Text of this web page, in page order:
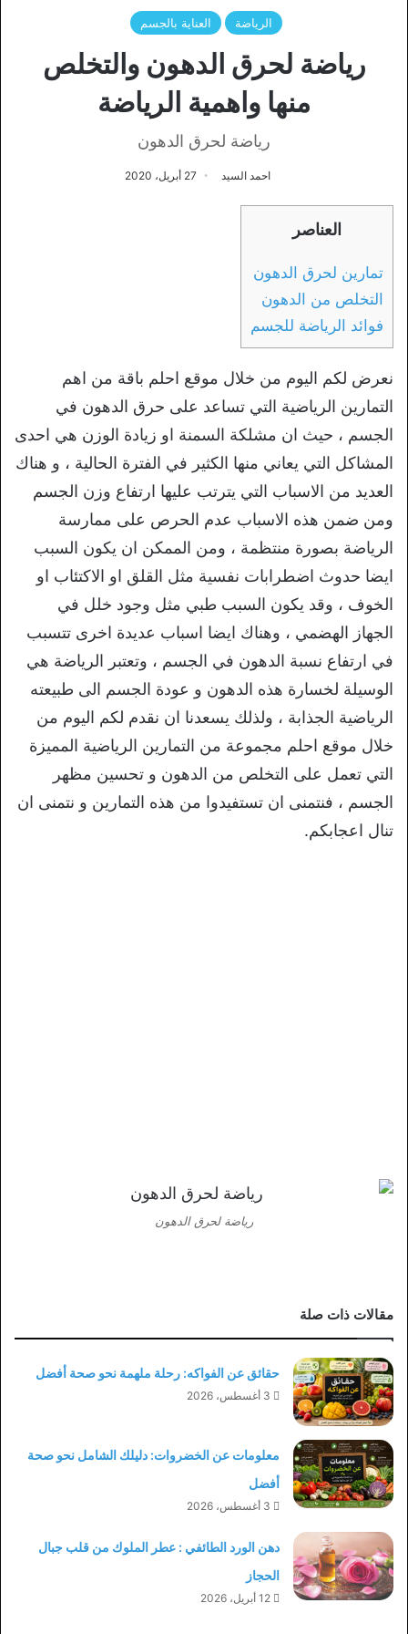
الرياضة العناية بالجسم
رياضة لحرق الدهون والتخلص
منها واهمية الرياضة
رياضة لحرق الدهون
احمد السيد 27 أبريل، 2020
العناصر
تمارين لحرق الدهون
التخلص من الدهون
فوائد الرياضة للجسم
نعرض لكم اليوم من خلال موقع احلم باقة من اهم
التمارين الرياضية التي تساعد على حرق الدهون في
الجسم ، حيث ان مشلكة السمنة او زيادة الوزن هي احدى
المشاكل التي يعاني منها الكثير في الفترة الحالية ، و هناك
العديد من الاسباب التي يترتب عليها ارتفاع وزن الجسم
ومن ضمن هذه الاسباب عدم الحرص على ممارسة
الرياضة بصورة منتظمة ، ومن الممكن ان يكون السبب
ايضا حدوث اضطرابات نفسية مثل القلق او الاكتئاب او
الخوف ، وقد يكون السبب طبي مثل وجود خلل في
الجهاز الهضمي ، وهناك ايضا اسباب عديدة اخرى تتسبب
في ارتفاع نسبة الدهون في الجسم ، وتعتبر الرياضة هي
الوسيلة لخسارة هذه الدهون و عودة الجسم الى طبيعته
الرياضية الجذابة ، ولذلك يسعدنا ان نقدم لكم اليوم من
خلال موقع احلم مجموعة من التمارين الرياضية المميزة
التي تعمل على التخلص من الدهون و تحسين مظهر
الجسم ، فنتمنى ان تستفيدوا من هذه التمارين و نتمنى ان
تنال اعجابكم.
رياضة لحرق الدهون
مقالات ذات صلة
حقائق عن الفواكه: رحلة ملهمة نحو صحة أفضل
3 أغسطس، 2026
معلومات عن الخضروات: دليلك الشامل نحو صحة
أفضل
3 أغسطس، 2026
دهن الورد الطائفي : عطر الملوك من قلب جبال
الحجاز
12 أبريل، 2026